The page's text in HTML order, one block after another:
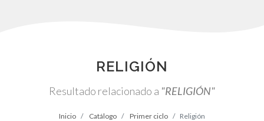
RELIGIÓN
Resultado relacionado a "RELIGIÓN"
Inicio Catálogo Primer ciclo Religión